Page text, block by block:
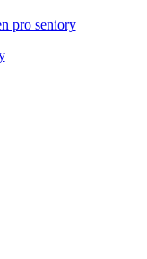
pro seniory